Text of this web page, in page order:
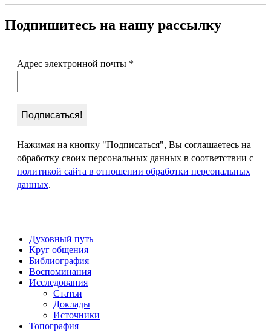
Подпишитесь на нашу рассылку
Адрес электронной почты *
Нажимая на кнопку "Подписаться", Вы соглашаетесь на
обработку своих персональных данных в соответствии с
политикой сайта в отношении обработки персональных
данных.
Духовный путь
Круг общения
Библиография
Воспоминания
Исследования
Статьи
Доклады
Источники
Топография